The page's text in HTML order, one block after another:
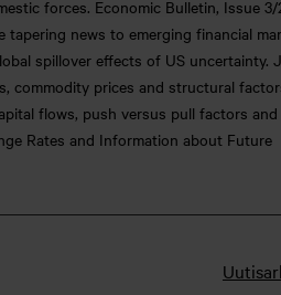
forces. Economic Bulletin, Issue 3/
tapering news to emerging financial
spillover effects of US uncertainty.
commodity prices and structural
flows, push versus pull factors
Rates and Information about Future